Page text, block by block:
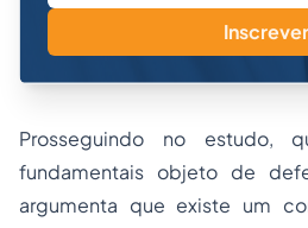
Inscrever
Prosseguindo no estudo,
fundamentais objeto de
argumenta que existe um